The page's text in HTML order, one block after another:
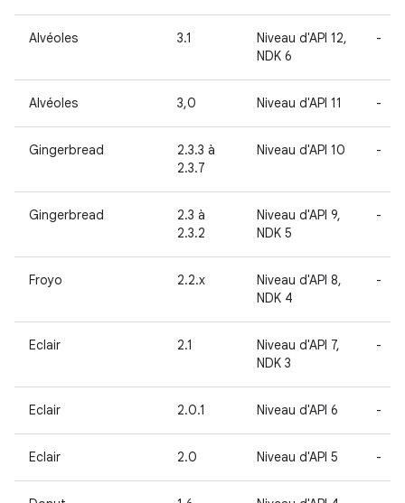
Alvéoles 3.1
Niveau d'API 12,
NDK 6
-
Alvéoles 3,0 Niveau d'API 11 -
Gingerbread
2.3.3 à
2.3.7
Niveau d'API 10 -
Gingerbread
2.3 à
2.3.2
Niveau d'API 9,
NDK 5
-
Froyo 2.2.x
Niveau d'API 8,
NDK 4
-
Eclair 2.1
Niveau d'API 7,
NDK 3
-
Eclair 2.0.1 Niveau d'API 6 -
Eclair 2.0 Niveau d'API 5 -